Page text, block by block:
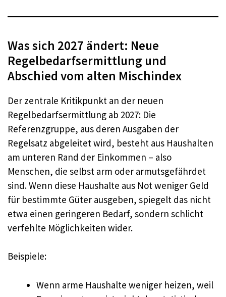
Was sich 2027 ändert: Neue
Regelbedarfsermittlung und
Abschied vom alten Mischindex
Der zentrale Kritikpunkt an der neuen
Regelbedarfsermittlung ab 2027: Die
Referenzgruppe, aus deren Ausgaben der
Regelsatz abgeleitet wird, besteht aus Haushalten
am unteren Rand der Einkommen – also
Menschen, die selbst arm oder armutsgefährdet
sind. Wenn diese Haushalte aus Not weniger Geld
für bestimmte Güter ausgeben, spiegelt das nicht
etwa einen geringeren Bedarf, sondern schlicht
verfehlte Möglichkeiten wider.
Beispiele:
Wenn arme Haushalte weniger heizen, weil